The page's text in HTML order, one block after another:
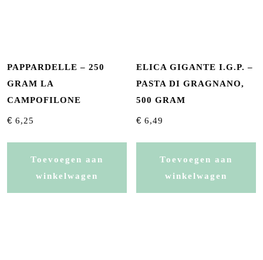
PAPPARDELLE – 250
GRAM LA
CAMPOFILONE
€ 6,25
Toevoegen aan
winkelwagen
ELICA GIGANTE I.G.P. –
PASTA DI GRAGNANO,
500 GRAM
€ 6,49
Toevoegen aan
winkelwagen